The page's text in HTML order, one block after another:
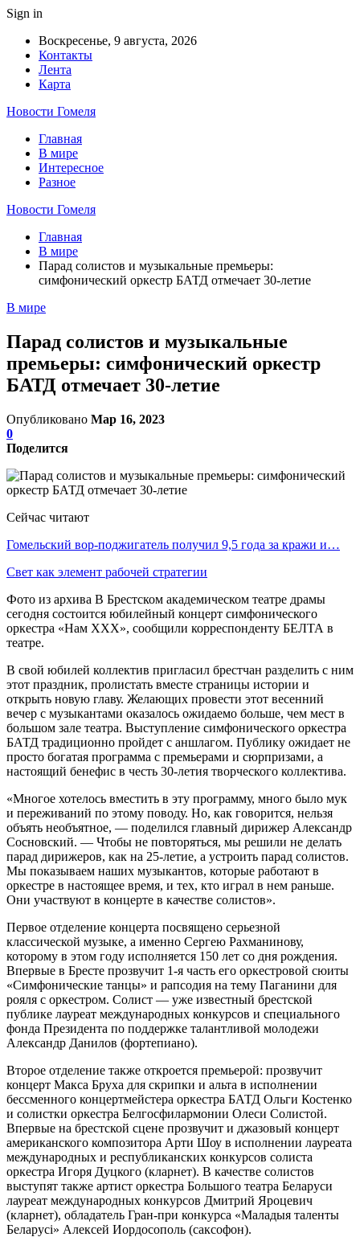
Sign in
Воскресенье, 9 августа, 2026
Контакты
Лента
Карта
Новости Гомеля
Главная
В мире
Интересное
Разное
Новости Гомеля
Главная
В мире
Парад солистов и музыкальные премьеры:
симфонический оркестр БАТД отмечает 30-летие
В мире
Парад солистов и музыкальные
премьеры: симфонический оркестр
БАТД отмечает 30-летие
Опубликовано Мар 16, 2023
0
Поделится
Сейчас читают
Гомельский вор-поджигатель получил 9,5 года за кражи и…
Свет как элемент рабочей стратегии
Фото из архива В Брестском академическом театре драмы
сегодня состоится юбилейный концерт симфонического
оркестра «Нам ХХХ», сообщили корреспонденту БЕЛТА в
театре.
В свой юбилей коллектив пригласил брестчан разделить с ним
этот праздник, пролистать вместе страницы истории и
открыть новую главу. Желающих провести этот весенний
вечер с музыкантами оказалось ожидаемо больше, чем мест в
большом зале театра. Выступление симфонического оркестра
БАТД традиционно пройдет с аншлагом. Публику ожидает не
просто богатая программа с премьерами и сюрпризами, а
настоящий бенефис в честь 30-летия творческого коллектива.
«Многое хотелось вместить в эту программу, много было мук
и переживаний по этому поводу. Но, как говорится, нельзя
объять необъятное, — поделился главный дирижер Александр
Сосновский. — Чтобы не повторяться, мы решили не делать
парад дирижеров, как на 25-летие, а устроить парад солистов.
Мы показываем наших музыкантов, которые работают в
оркестре в настоящее время, и тех, кто играл в нем раньше.
Они участвуют в концерте в качестве солистов».
Первое отделение концерта посвящено серьезной
классической музыке, а именно Сергею Рахманинову,
которому в этом году исполняется 150 лет со дня рождения.
Впервые в Бресте прозвучит 1-я часть его оркестровой сюиты
«Симфонические танцы» и рапсодия на тему Паганини для
рояля с оркестром. Солист — уже известный брестской
публике лауреат международных конкурсов и специального
фонда Президента по поддержке талантливой молодежи
Александр Данилов (фортепиано).
Второе отделение также откроется премьерой: прозвучит
концерт Макса Бруха для скрипки и альта в исполнении
бессменного концертмейстера оркестра БАТД Ольги Костенко
и солистки оркестра Белгосфилармонии Олеси Солистой.
Впервые на брестской сцене прозвучит и джазовый концерт
американского композитора Арти Шоу в исполнении лауреата
международных и республиканских конкурсов солиста
оркестра Игоря Дуцкого (кларнет). В качестве солистов
выступят также артист оркестра Большого театра Беларуси
лауреат международных конкурсов Дмитрий Яроцевич
(кларнет), обладатель Гран-при конкурса «Маладыя таленты
Беларусi» Алексей Иордосополь (саксофон).